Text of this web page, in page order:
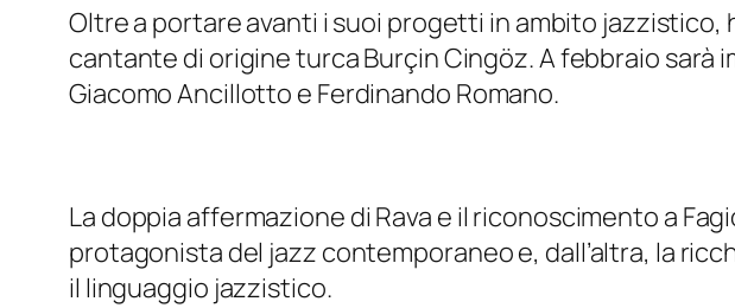
Oltre a portare avanti i suoi progetti in ambito jazzistico,
cantante di origine turca Burçin Cingöz. A febbraio
Giacomo Ancillotto e Ferdinando Romano.
La doppia affermazione di Rava e il riconoscimento a
protagonista del jazz contemporaneo e, dall’altra, la
il linguaggio jazzistico.